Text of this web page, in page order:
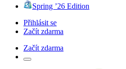
Spring ’26 Edition
Přihlásit se
Začít zdarma
Začít zdarma